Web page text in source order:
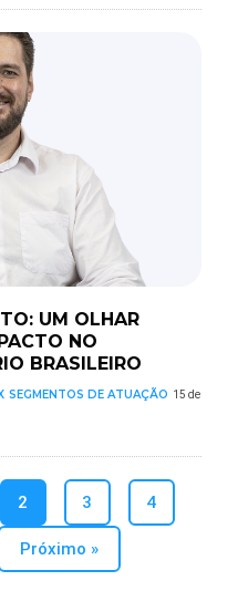
UM OLHAR
NO
BRASILEIRO
SEGMENTOS DE ATUAÇÃO 15 de
2 3 4
Próximo »